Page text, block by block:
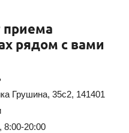
рядом с вами
Грушина, 35с2, 141401
8:00-20:00